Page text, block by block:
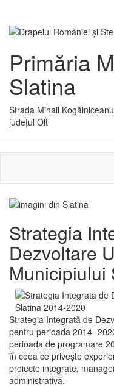
Primăria
Slatina
Strada Mihail
județul Olt
Strategia
Dezvoltare
Municipiului
Strategia Integrată de
pentru perioada 2014 -
perioada de programare
în ceea ce priveşte
proiecte integrate,
administrativă.